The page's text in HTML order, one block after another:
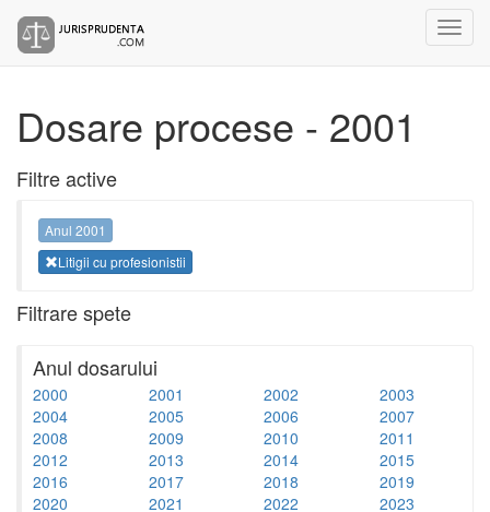
Dosare procese - 2001
Filtre active
Anul 2001
Litigii cu profesionistii
Filtrare spete
Anul dosarului
2000 2001 2002
2003
2004
2005 2006
2007
2008
2009 2010
2011
2012
2013 2014
2015
2016
2017 2018
2019
2020
2021 2022
2023